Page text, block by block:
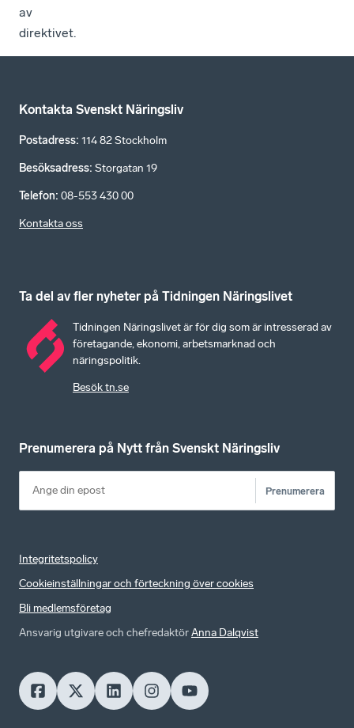
av
direktivet.
Kontakta Svenskt Näringsliv
Postadress: 114 82 Stockholm
Besöksadress: Storgatan 19
Telefon: 08-553 430 00
Kontakta oss
Ta del av fler nyheter på Tidningen Näringslivet
Tidningen Näringslivet är för dig som är intresserad av
företagande, ekonomi, arbetsmarknad och
näringspolitik.
Besök tn.se
Prenumerera på Nytt från Svenskt Näringsliv
Prenumerera
Integritetspolicy
Cookieinställningar och förteckning över cookies
Bli medlemsföretag
Ansvarig utgivare och chefredaktörAnna Dalqvist